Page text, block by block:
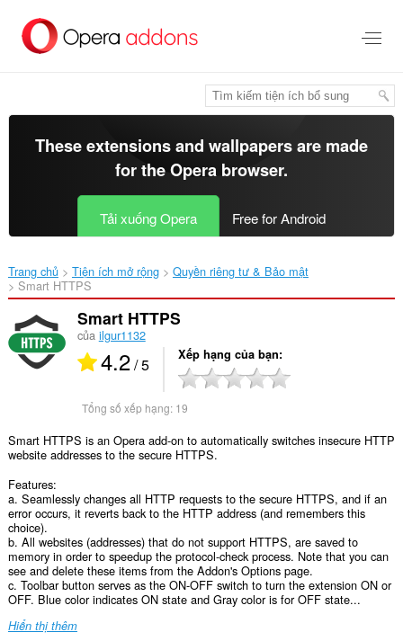
đến
These extensions and wallpapers are made
for theOpera browser.
Tải xuống Opera Free for Android
Trang chủ Tiện ích mở rộng
Quyền riêng tư & Bảo mật
Smart HTTPS‎
Smart HTTPS
của ilgur1132
4.2/ 5 Xếp hạng của bạn
Tổng số xếp hạng: 19
Smart HTTPS is an Opera add-on to automatically switches insecure HTTP
website addresses to the secure HTTPS.
Features:
a. Seamlessly changes all HTTP requests to the secure HTTPS, and if an
error occurs, it reverts back to the HTTP address (and remembers this
choice).
b. All websites (addresses) that do not support HTTPS, are saved to
memory in order to speedup the protocol-check process. Note that you can
see and delete these items from the Addon's Options page.
c. Toolbar button serves as the ON-OFF switch to turn the extension ON or
OFF. Blue color indicates ON state and Gray color is for OFF state...
Hiển thị thêm